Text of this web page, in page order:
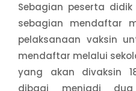
Sebagian peserta
sebagian mendaftar
pelaksanaan vaksin
mendaftar melalui
yang akan divaksin